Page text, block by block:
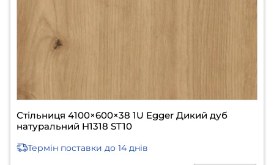
Стільниця 4100×600×38 1U Egger Дикий дуб
натуральний H1318 ST10
Термін поставки до 14 днів